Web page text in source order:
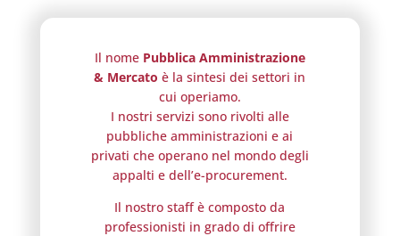
Il nome Pubblica Amministrazione
& Mercato è la sintesi dei settori in
cui operiamo.
I nostri servizi sono rivolti alle
pubbliche amministrazioni e ai
privati che operano nel mondo degli
appalti e dell’e-procurement.
Il nostro staff è composto da
professionisti in grado di offrire